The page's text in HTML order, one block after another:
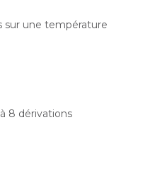
sur une température
8 dérivations